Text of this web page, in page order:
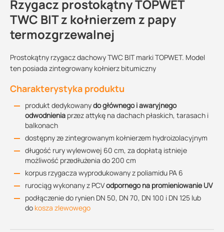
Rzygacz prostokątny TOPWET
TWC BIT z kołnierzem z papy
termozgrzewalnej
Prostokątny rzygacz dachowy TWC BIT marki TOPWET. Model
ten posiada zintegrowany kołnierz bitumiczny
Charakterystyka produktu
produkt dedykowanydo głównego i awaryjnego
odwodnienia przez attykę na dachach płaskich, tarasach i
balkonach
dostępny ze zintegrowanym kołnierzem hydroizolacyjnym
długość rury wylewowej 60 cm, za dopłatą istnieje
możliwość przedłużenia do 200 cm
korpus rzygacza wyprodukowany z poliamidu PA 6
rurociąg wykonany z PCVodpornego na promieniowanie UV
podłączenie do rynien DN 50, DN 70, DN 100 i DN 125 lub
do kosza zlewowego